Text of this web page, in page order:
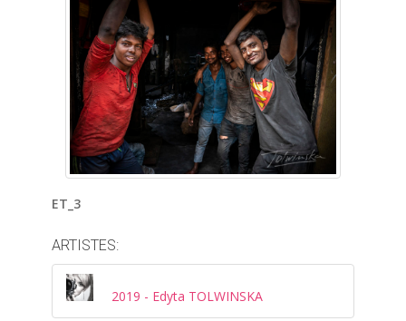
ET_3
ARTISTES:
2019 - Edyta TOLWINSKA